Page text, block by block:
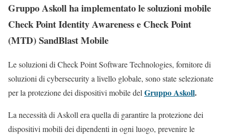
Gruppo Askoll ha implementato le soluzioni mobile
Check Point Identity Awareness e Check Point
(MTD) SandBlast Mobile
Le soluzioni di Check Point Software Technologies, fornitore di
soluzioni di cybersecurity a livello globale, sono state selezionate
per la protezione dei dispositivi mobile delGruppo Askoll.
La necessità di Askoll era quella di garantire la protezione dei
dispositivi mobili dei dipendenti in ogni luogo, prevenire le